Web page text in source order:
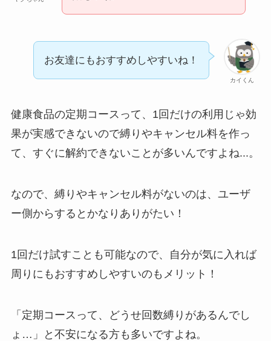
Sivorune(シボルネ)
なぜ解約できない？
ニューZの解約まと
め！電話が繋がらな
解約できない？バロ
カイくん
お友達にもおすすめしやすいね！
健康食品の定期コースって、1回だけの利用じゃ効
果が実感できないので縛りやキャンセル料を作っ
て、すぐに解約できないことが多いんですよね...。
なので、縛りやキャンセル料がないのは、ユーザ
ー側からするとかなりありがたい！
1回だけ試すことも可能なので、自分が気に入れば
周りにもおすすめしやすいのもメリット！
「定期コースって、どうせ回数縛りがあるんでし
ょ…」と不安になる方も多いですよね。